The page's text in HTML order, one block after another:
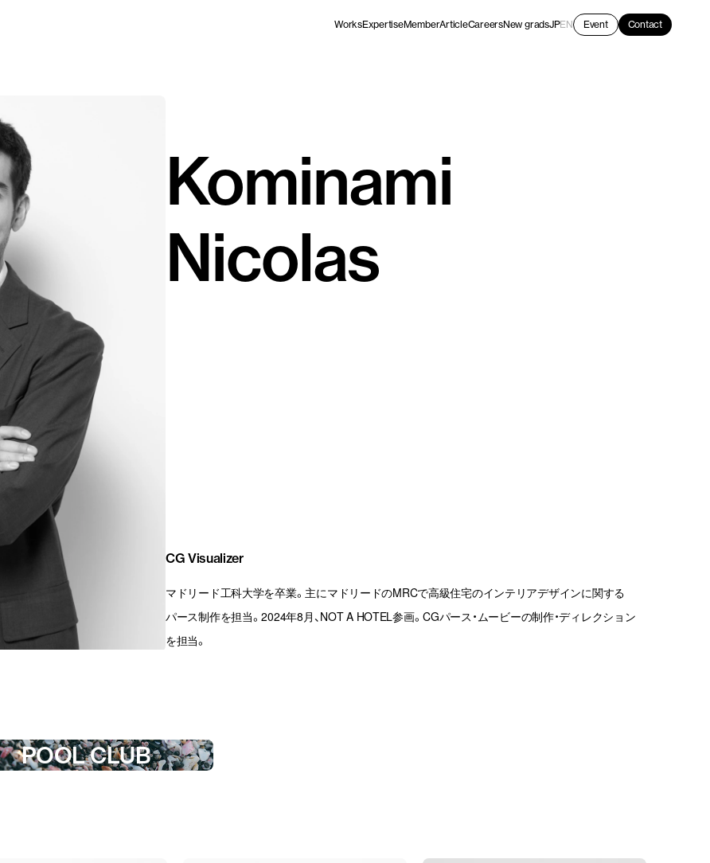
WorksExpertiseMemberArticleCareersNew gradsJPEN Event Contact
Kominami
Nicolas
CG Visualizer
マドリード工科大学を卒業。主にマドリードのMRCで高級住宅のインテリアデザインに関する
パース制作を担当。2024年8月、NOT A HOTEL参画。CGパース・ムービーの制作・ディレクション
を担当。
POOL CLUB